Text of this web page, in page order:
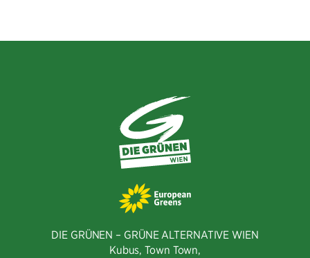
DIE GRÜNEN – GRÜNE ALTERNATIVE WIEN
Kubus, Town Town,